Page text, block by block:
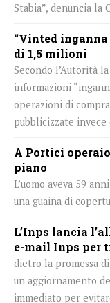
Stabia”, denuncia la
“Vinted
di 1,5 milioni
Secondo l’Autorità
informazioni
operazioni di
pubblicizzate invece
A Portici
piano
L’uomo aveva 59
una guaina di
L’Inps lancia
e-mail Inps per
dietro la promessa
un aggiornamento
immediato per